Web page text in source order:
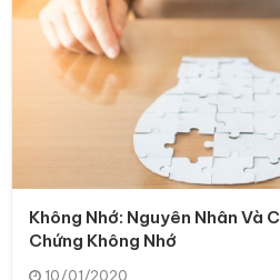
Không Nhớ: Nguyên Nhân Và
Chứng Không Nhớ
10/01/2020